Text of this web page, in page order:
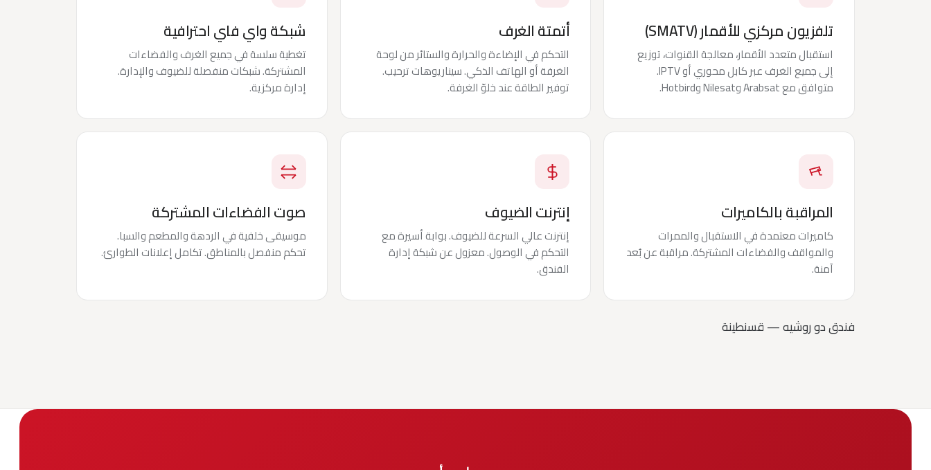
تلفزيون مركزي للأقمار (SMATV)
استقبال متعدد الأقمار، معالجة القنوات، توزيع
إلى جميع الغرف عبر كابل محوري أو IPTV.
متوافق مع Arabsat وNilesat وHotbird.
أتمتة الغرف
التحكم في الإضاءة والحرارة والستائر من لوحة
الغرفة أو الهاتف الذكي. سيناريوهات ترحيب.
توفير الطاقة عند خلوّ الغرفة.
شبكة واي فاي احترافية
تغطية سلسة في جميع الغرف والفضاءات
المشتركة. شبكات منفصلة للضيوف والإدارة.
إدارة مركزية.
المراقبة بالكاميرات
كاميرات معتمدة في الاستقبال والممرات
والمواقف والفضاءات المشتركة. مراقبة عن بُعد
آمنة.
إنترنت الضيوف
إنترنت عالي السرعة للضيوف. بوابة أسيرة مع
التحكم في الوصول. معزول عن شبكة إدارة
الفندق.
صوت الفضاءات المشتركة
موسيقى خلفية في الردهة والمطعم والسبا.
تحكم منفصل بالمناطق. تكامل إعلانات الطوارئ.
فندق دو روشيه — قسنطينة